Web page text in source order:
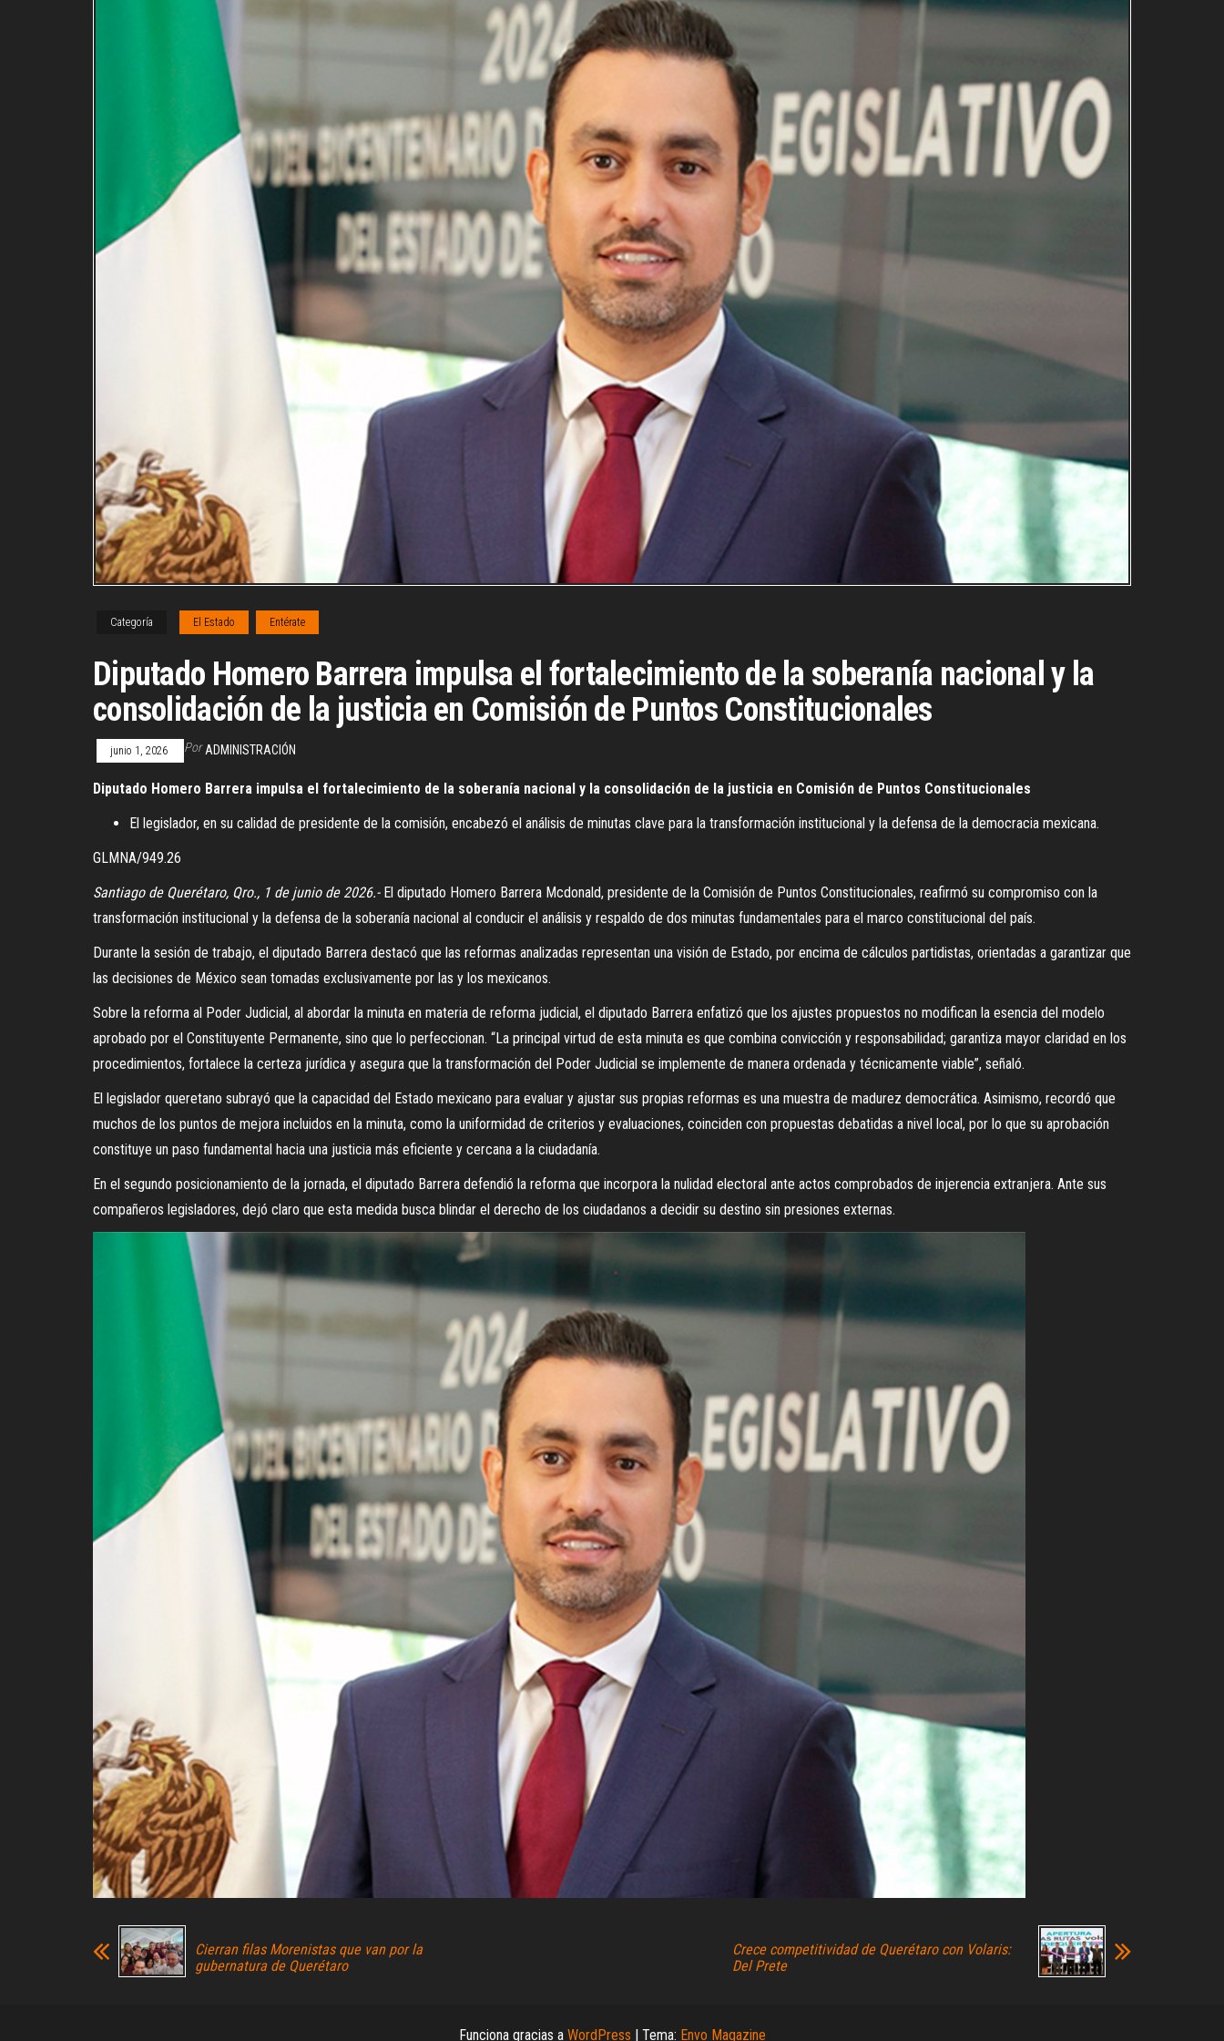
Categoría El Estado Entérate
Diputado Homero Barrera impulsa el fortalecimiento de la soberanía nacional y la
consolidación de la justicia en Comisión de Puntos Constitucionales
junio 1, 2026 Por ADMINISTRACIÓN
Diputado Homero Barrera impulsa el fortalecimiento de la soberanía nacional y la consolidación de la justicia en Comisión de Puntos Constitucionales
El legislador, en su calidad de presidente de la comisión, encabezó el análisis de minutas clave para la transformación institucional y la defensa de la democracia mexicana.
GLMNA/949.26
Santiago de Querétaro, Qro., 1 de junio de 2026.- El diputado Homero Barrera Mcdonald, presidente de la Comisión de Puntos Constitucionales, reafirmó su compromiso con la
transformación institucional y la defensa de la soberanía nacional al conducir el análisis y respaldo de dos minutas fundamentales para el marco constitucional del país.
Durante la sesión de trabajo, el diputado Barrera destacó que las reformas analizadas representan una visión de Estado, por encima de cálculos partidistas, orientadas a garantizar que
las decisiones de México sean tomadas exclusivamente por las y los mexicanos.
Sobre la reforma al Poder Judicial, al abordar la minuta en materia de reforma judicial, el diputado Barrera enfatizó que los ajustes propuestos no modifican la esencia del modelo
aprobado por el Constituyente Permanente, sino que lo perfeccionan. “La principal virtud de esta minuta es que combina convicción y responsabilidad; garantiza mayor claridad en los
procedimientos, fortalece la certeza jurídica y asegura que la transformación del Poder Judicial se implemente de manera ordenada y técnicamente viable”, señaló.
El legislador queretano subrayó que la capacidad del Estado mexicano para evaluar y ajustar sus propias reformas es una muestra de madurez democrática. Asimismo, recordó que
muchos de los puntos de mejora incluidos en la minuta, como la uniformidad de criterios y evaluaciones, coinciden con propuestas debatidas a nivel local, por lo que su aprobación
constituye un paso fundamental hacia una justicia más eficiente y cercana a la ciudadanía.
En el segundo posicionamiento de la jornada, el diputado Barrera defendió la reforma que incorpora la nulidad electoral ante actos comprobados de injerencia extranjera. Ante sus
compañeros legisladores, dejó claro que esta medida busca blindar el derecho de los ciudadanos a decidir su destino sin presiones externas.
Cierran filas Morenistas que van por la
gubernatura de Querétaro
Crece competitividad de Querétaro con Volaris:
Del Prete
Funciona gracias a WordPress | Tema: Envo Magazine